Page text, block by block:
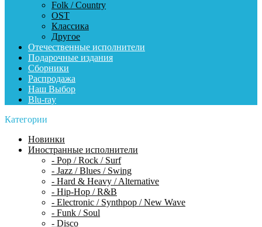
Folk / Country
OST
Классика
Другое
Отечественные исполнители
Подарочные издания
Сборники
Распродажа
Наш Выбор
Blu-ray
Категории
Новинки
Иностранные исполнители
- Pop / Rock / Surf
- Jazz / Blues / Swing
- Hard & Heavy / Alternative
- Hip-Hop / R&B
- Electronic / Synthpop / New Wave
- Funk / Soul
- Disco